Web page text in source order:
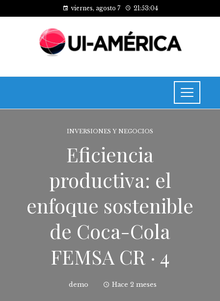
viernes, agosto 7 21:53:04
INVERSIONES Y NEGOCIOS
Eficiencia
productiva: el
enfoque sostenible
de Coca-Cola
FEMSA CR · 4
demo Hace 2 meses